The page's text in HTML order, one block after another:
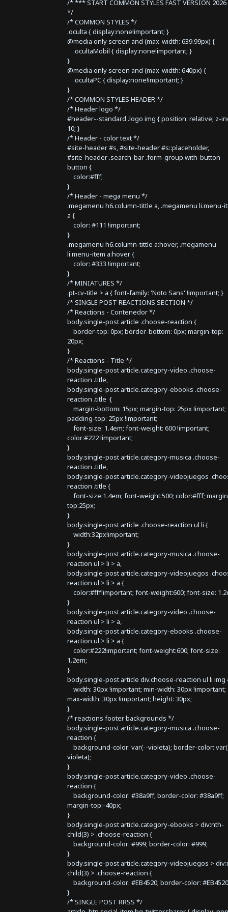
/* *** START COMMON STYLES FAST VERSION
*/
/* COMMON STYLES */
.oculta { display:none!important; }
@media only screen and (max-width: 639.99px) {
.ocultaMobil { display:none!important; }
}
@media only screen and (max-width: 640px) {
.ocultaPC { display:none!important; }
}
/* COMMON STYLES HEADER */
/* Header logo */
#header--standard .logo img { position: relative; z-
10; }
/* Header - color text */
#site-header #s, #site-header #s::placeholder,
#site-header .search-bar .form-group.with-button
button {
color:#fff;
}
/* Header - mega menu */
.megamenu h6.column-tittle a, .megamenu li.menu-
a {
color: #111 !important;
}
.megamenu h6.column-tittle a:hover, .megamenu
li.menu-item a:hover {
color: #333 !important;
}
/* MINIATURES */
.pt-cv-title > a { font-family: 'Noto Sans' !important; }
/* SINGLE POST REACTIONS SECTION */
/* Reactions - Contenedor */
body.single-post article .choose-reaction {
border-top: 0px; border-bottom: 0px; margin-top:
20px;
}
/* Reactions - Title */
body.single-post article.category-video .choose-
reaction .title,
body.single-post article.category-ebooks .choose-
reaction .title {
margin-bottom: 15px; margin-top: 25px !important;
padding-top: 25px !important;
font-size: 1.4em; font-weight: 600 !important;
color:#222 !important;
}
body.single-post article.category-musica .choose-
reaction .title,
body.single-post article.category-videojuegos
reaction .title {
font-size:1.4em; font-weight:500; color:#fff;
top:25px;
}
body.single-post article .choose-reaction ul li {
width:32px!important;
}
body.single-post article.category-musica .choose-
reaction ul > li > a,
body.single-post article.category-videojuegos
reaction ul > li > a {
color:#fff!important; font-weight:600; font-size:
}
body.single-post article.category-video .choose-
reaction ul > li > a,
body.single-post article.category-ebooks .choose-
reaction ul > li > a {
color:#222!important; font-weight:600; font-size:
1.2em;
}
body.single-post article div.choose-reaction ul li img
width: 30px !important; min-width: 30px !important;
max-width: 30px !important; height: 30px;
}
/* reactions footer backgrounds */
body.single-post article.category-musica .choose-
reaction {
background-color: var(--violeta); border-color:
violeta);
}
body.single-post article.category-video .choose-
reaction {
background-color: #38a9ff; border-color: #38a9ff;
margin-top:-40px;
}
body.single-post article.category-ebooks > div:nth-
child(3) > .choose-reaction {
background-color: #999; border-color: #999;
}
body.single-post article.category-videojuegos >
child(3) > .choose-reaction {
background-color: #EB4520; border-color:
}
/* SINGLE POST RRSS */